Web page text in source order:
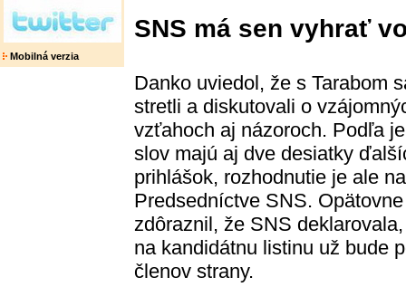
Mobilná verzia
SNS má sen vyhrať
Danko uviedol, že s Tarabom
stretli a diskutovali o
vzťahoch aj názoroch. Podľa
slov majú aj dve desiatky
prihlášok, rozhodnutie je ale na
Predsedníctve SNS. Opätovne
zdôraznil, že SNS
na kandidátnu listinu už bude
členov strany.